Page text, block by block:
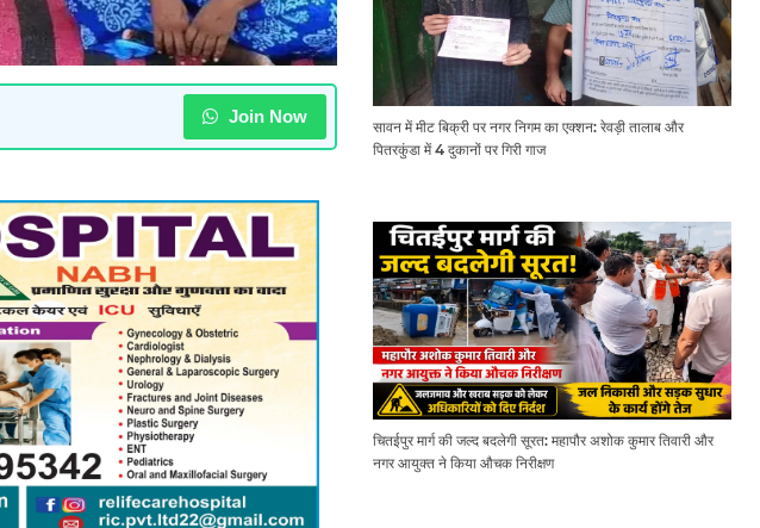
Join Now
सावन में मीट बिक्री पर नगर निगम का एक्शन: रेवड़ी तालाब और
पितरकुंडा में 4 दुकानों पर गिरी गाज
चितईपुर मार्ग की जल्द बदलेगी सूरत: महापौर अशोक कुमार तिवारी और
नगर आयुक्त ने किया औचक निरीक्षण